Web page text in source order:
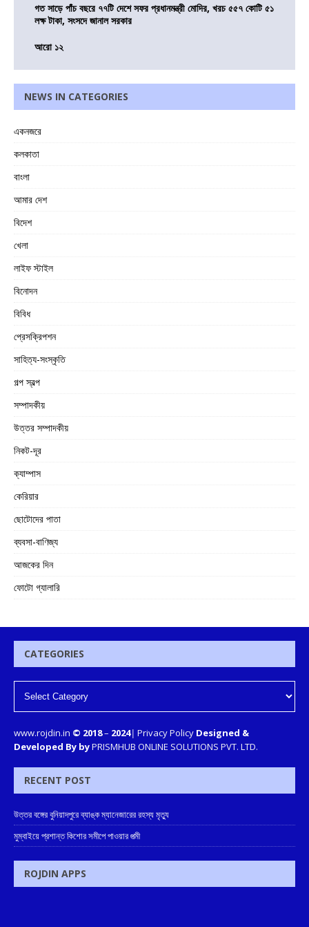
গত সাড়ে পাঁচ বছরে ৭৭টি দেশে সফর প্রধানমন্ত্রী মোদির, খরচ ৫৫৭ কোটি ৫১
লক্ষ টাকা, সংসদে জানাল সরকার
আরো ১২
NEWS IN CATEGORIES
একনজরে
কলকাতা
বাংলা
আমার দেশ
বিদেশ
খেলা
লাইফ স্টাইল
বিনোদন
বিবিধ
প্রেসক্রিপশন
সাহিত্য-সংস্কৃতি
গল্প স্বল্প
সম্পাদকীয়
উত্তর সম্পাদকীয়
নিকট-দূর
ক্যাম্পাস
কেরিয়ার
ছোটোদের পাতা
ব্যবসা-বাণিজ্য
আজকের দিন
ফোটো গ্যালারি
CATEGORIES
www.rojdin.in © 2018– 2024| Privacy Policy Designed &
Developed By byPRISMHUB ONLINE SOLUTIONS PVT. LTD.
RECENT POST
উত্তর বঙ্গের বুনিয়াদপুরে ব্যাঙ্ক ম্যানেজারের রহস্য মৃত্যু
মুম্বাইয়ে প্রশান্ত কিশোর সমীপে পাওয়ার পত্মী
ROJDIN APPS